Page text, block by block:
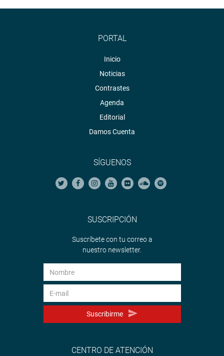
PORTAL
Inicio
Noticias
Contrastes
Agenda
Editorial
Damos Cuenta
SÍGUENOS
SUSCRIPCIÓN
Suscríbete con tu correo a
nuestro newsletter.
Suscribirme
CENTRO DE ATENCIÓN